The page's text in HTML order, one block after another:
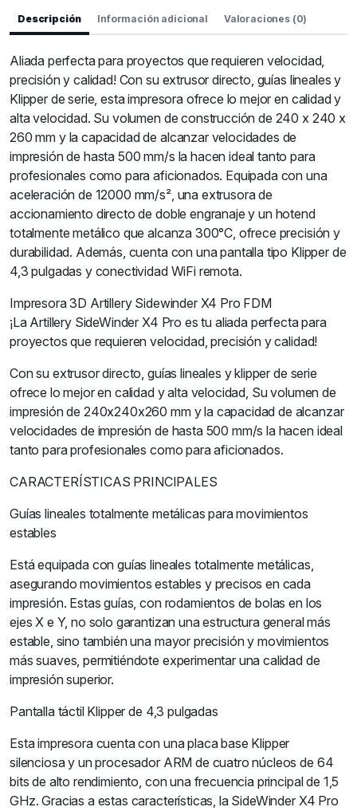
Descripción Información adicional Valoraciones (0)
Aliada perfecta para proyectos que requieren velocidad,
precisión y calidad! Con su extrusor directo, guías lineales y
Klipper de serie, esta impresora ofrece lo mejor en calidad y
alta velocidad. Su volumen de construcción de 240 x 240 x
260 mm y la capacidad de alcanzar velocidades de
impresión de hasta 500 mm/s la hacen ideal tanto para
profesionales como para aficionados. Equipada con una
aceleración de 12000 mm/s², una extrusora de
accionamiento directo de doble engranaje y un hotend
totalmente metálico que alcanza 300°C, ofrece precisión y
durabilidad. Además, cuenta con una pantalla tipo Klipper de
4,3 pulgadas y conectividad WiFi remota.
Impresora 3D Artillery Sidewinder X4 Pro FDM
¡La Artillery SideWinder X4 Pro es tu aliada perfecta para
proyectos que requieren velocidad, precisión y calidad!
Con su extrusor directo, guías lineales y klipper de serie
ofrece lo mejor en calidad y alta velocidad, Su volumen de
impresión de 240x240x260 mm y la capacidad de alcanzar
velocidades de impresión de hasta 500 mm/s la hacen ideal
tanto para profesionales como para aficionados.
CARACTERÍSTICAS PRINCIPALES
Guías lineales totalmente metálicas para movimientos
estables
Está equipada con guías lineales totalmente metálicas,
asegurando movimientos estables y precisos en cada
impresión. Estas guías, con rodamientos de bolas en los
ejes X e Y, no solo garantizan una estructura general más
estable, sino también una mayor precisión y movimientos
más suaves, permitiéndote experimentar una calidad de
impresión superior.
Pantalla táctil Klipper de 4,3 pulgadas
Esta impresora cuenta con una placa base Klipper
silenciosa y un procesador ARM de cuatro núcleos de 64
bits de alto rendimiento, con una frecuencia principal de 1,5
GHz. Gracias a estas características, la SideWinder X4 Pro